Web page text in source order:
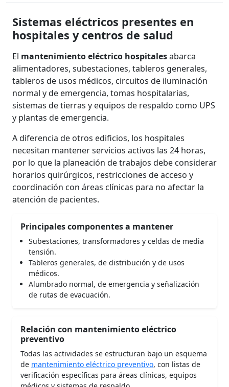
Sistemas eléctricos presentes en
hospitales y centros de salud
El mantenimiento eléctrico hospitalesabarca
alimentadores, subestaciones, tableros generales,
tableros de usos médicos, circuitos de iluminación
normal y de emergencia, tomas hospitalarias,
sistemas de tierras y equipos de respaldo como UPS
y plantas de emergencia.
A diferencia de otros edificios, los hospitales
necesitan mantener servicios activos las 24 horas,
por lo que la planeación de trabajos debe considerar
horarios quirúrgicos, restricciones de acceso y
coordinación con áreas clínicas para no afectar la
atención de pacientes.
Principales componentes a mantener
Subestaciones, transformadores y celdas de media
tensión.
Tableros generales, de distribución y de usos
médicos.
Alumbrado normal, de emergencia y señalización
de rutas de evacuación.
Relación con mantenimiento eléctrico
preventivo
Todas las actividades se estructuran bajo un esquema
de mantenimiento eléctrico preventivo, con listas de
verificación específicas para áreas clínicas, equipos